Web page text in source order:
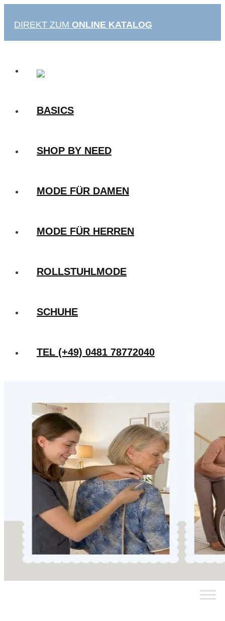
Inhalt
DIREKT ZUM ONLINE KATALOG
BASICS
SHOP BY NEED
MODE FÜR DAMEN
MODE FÜR HERREN
ROLLSTUHLMODE
SCHUHE
TEL (+49) 0481 78772040